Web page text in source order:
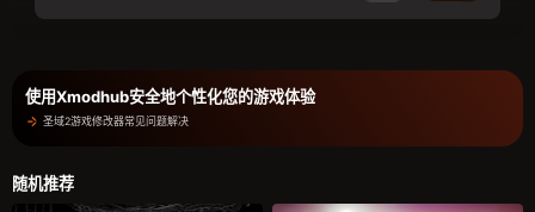
使用Xmodhub安全地个性化您的游戏体验
圣域2游戏修改器常见问题解决
随机推荐